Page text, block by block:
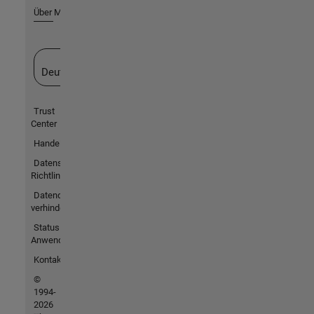
Über MathWorks
Deutschland
Trust
Center
Handelsmarken
Datenschutz-
Richtlinien
Datendiebstahl
verhindern
Status von
Anwendungen
Kontakt
©
1994-
2026